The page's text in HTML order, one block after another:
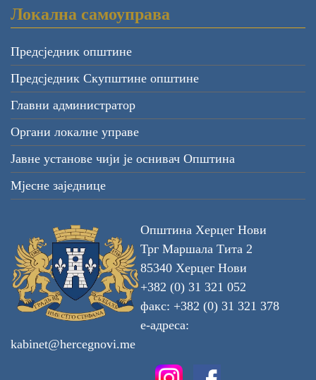
Локална самоуправа
Предсједник општине
Предсједник Скупштине општине
Главни администратор
Органи локалне управе
Јавне установе чији је оснивач Општина
Мјесне заједнице
Општина Херцег Нови
Трг Маршала Тита 2
85340 Херцег Нови
+382 (0) 31 321 052
факс: +382 (0) 31 321 378
е-адреса:
kabinet@hercegnovi.me